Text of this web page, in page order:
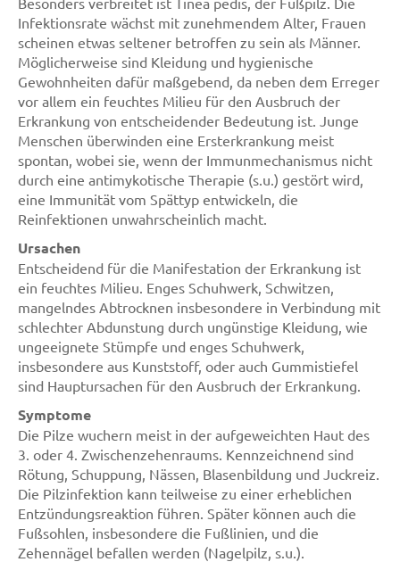
Infektionsrate wächst mit zunehmendem Alter, Frauen
scheinen etwas seltener betroffen zu sein als Männer.
Möglicherweise sind Kleidung und hygienische
Gewohnheiten dafür maßgebend, da neben dem Erreger
vor allem ein feuchtes Milieu für den Ausbruch der
Erkrankung von entscheidender Bedeutung ist. Junge
Menschen überwinden eine Ersterkrankung meist
spontan, wobei sie, wenn der Immunmechanismus nicht
durch eine antimykotische Therapie (s.u.) gestört wird,
eine Immunität vom Spättyp entwickeln, die
Reinfektionen unwahrscheinlich macht.
Ursachen
Entscheidend für die Manifestation der Erkrankung ist
ein feuchtes Milieu. Enges Schuhwerk, Schwitzen,
mangelndes Abtrocknen insbesondere in Verbindung mit
schlechter Abdunstung durch ungünstige Kleidung, wie
ungeeignete Stümpfe und enges Schuhwerk,
insbesondere aus Kunststoff, oder auch Gummistiefel
sind Hauptursachen für den Ausbruch der Erkrankung.
Symptome
Die Pilze wuchern meist in der aufgeweichten Haut des
3. oder 4. Zwischenzehenraums. Kennzeichnend sind
Rötung, Schuppung, Nässen, Blasenbildung und Juckreiz.
Die Pilzinfektion kann teilweise zu einer erheblichen
Entzündungsreaktion führen. Später können auch die
Fußsohlen, insbesondere die Fußlinien, und die
Zehennägel befallen werden (Nagelpilz, s.u.).